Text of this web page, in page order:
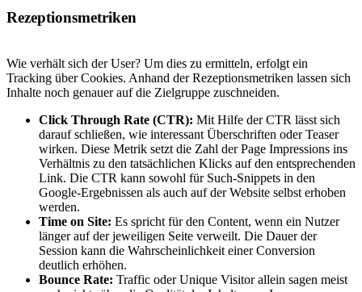
Rezeptionsmetriken
Wie verhält sich der User? Um dies zu ermitteln, erfolgt ein
Tracking über Cookies. Anhand der Rezeptionsmetriken lassen sich
Inhalte noch genauer auf die Zielgruppe zuschneiden.
Click Through Rate (CTR): Mit Hilfe der CTR lässt sich
darauf schließen, wie interessant Überschriften oder Teaser
wirken. Diese Metrik setzt die Zahl der Page Impressions ins
Verhältnis zu den tatsächlichen Klicks auf den entsprechenden
Link. Die CTR kann sowohl für Such-Snippets in den
Google-Ergebnissen als auch auf der Website selbst erhoben
werden.
Time on Site: Es spricht für den Content, wenn ein Nutzer
länger auf der jeweiligen Seite verweilt. Die Dauer der
Session kann die Wahrscheinlichkeit einer Conversion
deutlich erhöhen.
Bounce Rate: Traffic oder Unique Visitor allein sagen meist